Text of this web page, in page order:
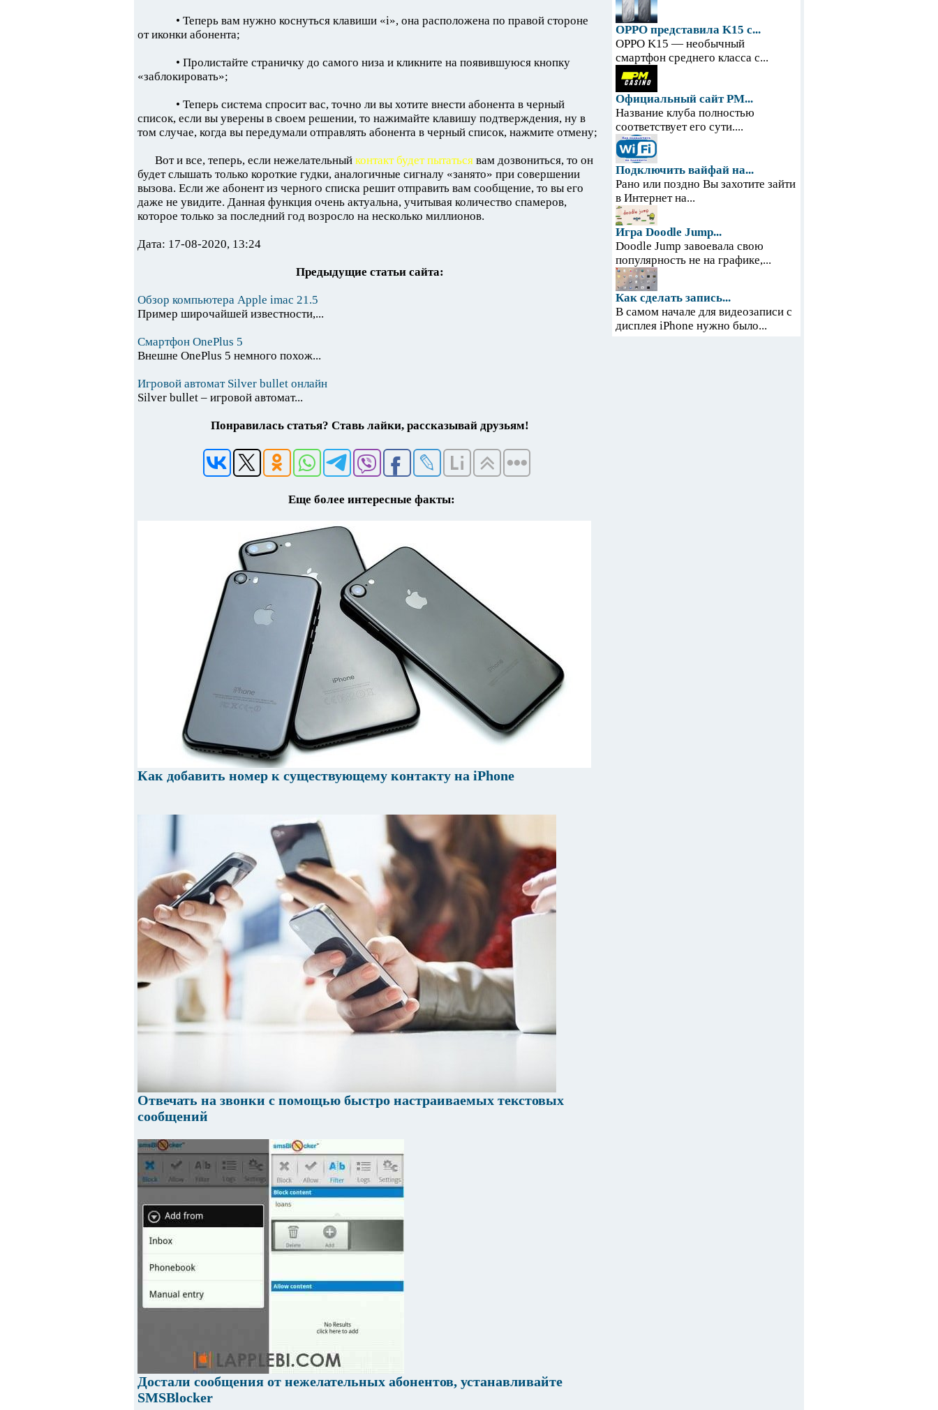
• Теперь вам нужно коснуться клавиши «i», она расположена по правой стороне
от иконки абонента;
• Пролистайте страничку до самого низа и кликните на появившуюся кнопку
«заблокировать»;
• Теперь система спросит вас, точно ли вы хотите внести абонента в черный
список, если вы уверены в своем решении, то нажимайте клавишу подтверждения, ну в
том случае, когда вы передумали отправлять абонента в черный список, нажмите отмену;
Вот и все, теперь, если нежелательный контакт будет пытаться вам дозвониться, то он
будет слышать только короткие гудки, аналогичные сигналу «занято» при совершении
вызова. Если же абонент из черного списка решит отправить вам сообщение, то вы его
даже не увидите. Данная функция очень актуальна, учитывая количество спамеров,
которое только за последний год возросло на несколько миллионов.
Дата: 17-08-2020, 13:24
Предыдущие статьи сайта:
Обзор компьютера Apple imac 21.5
Пример широчайшей известности,...
Смартфон OnePlus 5
Внешне OnePlus 5 немного похож...
Игровой автомат Silver bullet онлайн
Silver bullet – игровой автомат...
Понравилась статья? Ставь лайки, рассказывай друзьям!
Еще более интересные факты:
Как добавить номер к существующему контакту на iPhone
Отвечать на звонки с помощью быстро настраиваемых текстовых
сообщений
Достали сообщения от нежелательных абонентов, устанавливайте
SMSBlocker
OPPO представила K15 с...
OPPO K15 — необычный
смартфон среднего класса с...
Официальный сайт PM...
Название клуба полностью
соответствует его сути....
Подключить вайфай на...
Рано или поздно Вы захотите зайти
в Интернет на...
Игра Doodle Jump...
Doodle Jump завоевала свою
популярность не на графике,...
Как сделать запись...
В самом начале для видеозаписи с
дисплея iPhone нужно было...